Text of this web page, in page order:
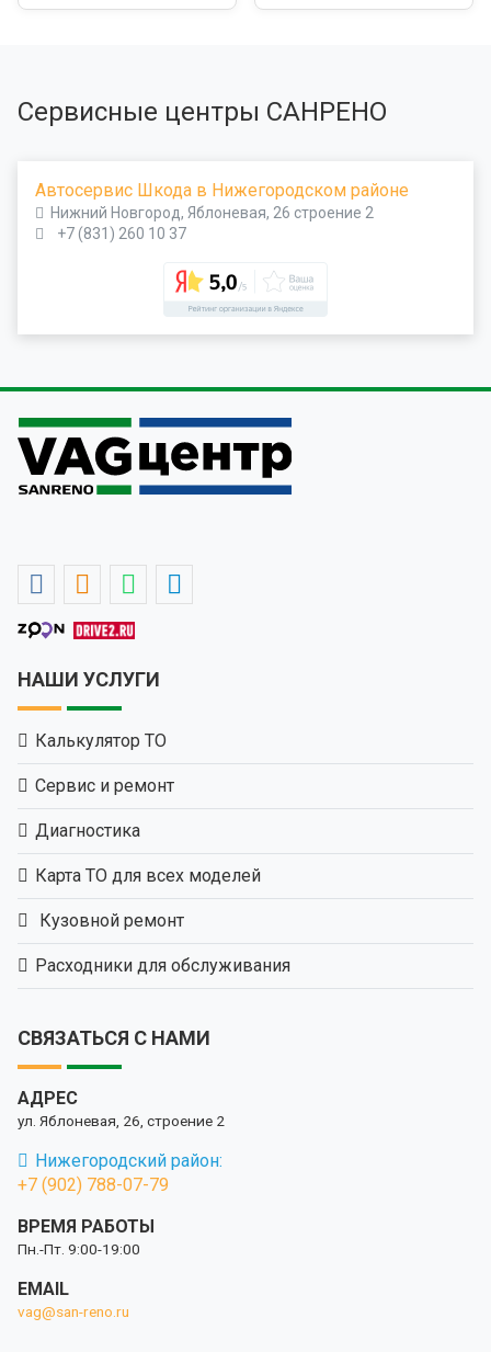
Сервисные центры САНРЕНО
Автосервис Шкода в Нижегородском районе
Нижний Новгород, Яблоневая, 26 строение 2
+7 (831) 260 10 37
НАШИ УСЛУГИ
Калькулятор ТО
Сервис и ремонт
Диагностика
Карта ТО для всех моделей
Кузовной ремонт
Расходники для обслуживания
СВЯЗАТЬСЯ С НАМИ
АДРЕС
ул. Яблоневая, 26, строение 2
Нижегородский район:
+7 (902) 788-07-79
ВРЕМЯ РАБОТЫ
Пн.-Пт. 9:00-19:00
EMAIL
vag@san-reno.ru